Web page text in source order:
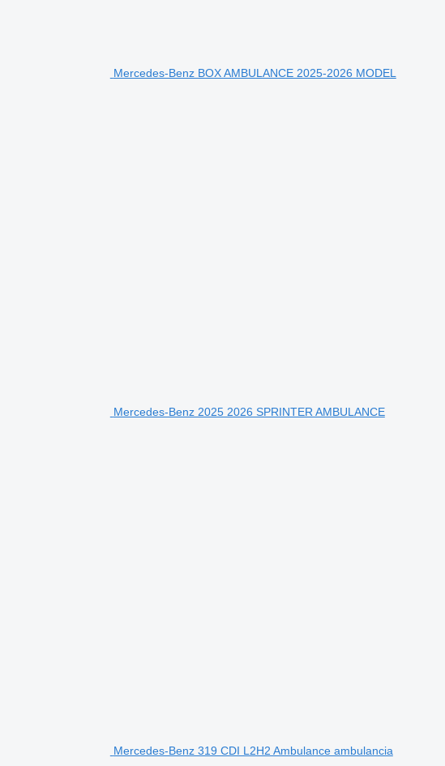
Mercedes-Benz BOX AMBULANCE 2025-2026 MODEL
Mercedes-Benz 2025 2026 SPRINTER AMBULANCE
Mercedes-Benz 319 CDI L2H2 Ambulance ambulancia